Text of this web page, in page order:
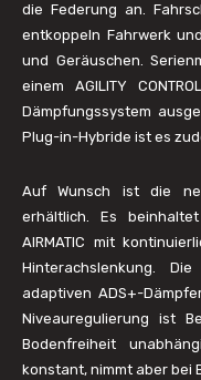
die Federung an.
entkoppeln Fahrwerk
und Geräuschen.
einem AGILITY
Dämpfungssystem
Plug-in-Hybride ist es
Auf Wunsch ist die
erhältlich. Es
AIRMATIC mit
Hinterachslenkung.
adaptiven ADS+-
Niveauregulierung ist
Bodenfreiheit
konstant, nimmt aber bei